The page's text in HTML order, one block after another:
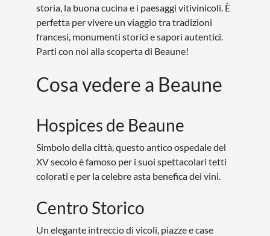
storia, la buona cucina e i paesaggi vitivinicoli. È
perfetta per vivere un viaggio tra tradizioni
francesi, monumenti storici e sapori autentici.
Parti con noi alla scoperta di Beaune!
Cosa vedere a Beaune
Hospices de Beaune
Simbolo della città, questo antico ospedale del
XV secolo è famoso per i suoi spettacolari tetti
colorati e per la celebre asta benefica dei vini.
Centro Storico
Un elegante intreccio di vicoli, piazze e case